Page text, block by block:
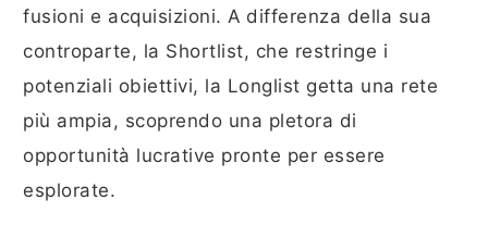
fusioni e acquisizioni. A differenza della sua
controparte, la Shortlist, che restringe i
potenziali obiettivi, la Longlist getta una rete
più ampia, scoprendo una pletora di
opportunità lucrative pronte per essere
esplorate.